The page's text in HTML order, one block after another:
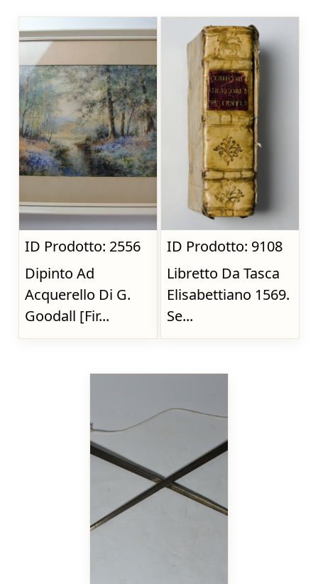
ID Prodotto: 2556
Dipinto Ad
Acquerello Di G.
Goodall [Fir...
ID Prodotto: 9108
Libretto Da Tasca
Elisabettiano 1569.
Se...